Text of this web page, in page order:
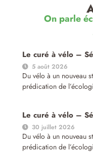
On parle
Le curé à vélo –
5 août 2026
Du vélo à un nouveau
prédication de
Le curé à vélo –
30 juillet 2026
Du vélo à un nouveau
prédication de